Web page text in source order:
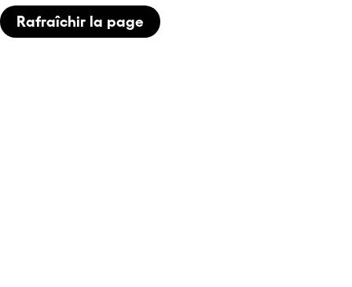
Rafraîchir la page